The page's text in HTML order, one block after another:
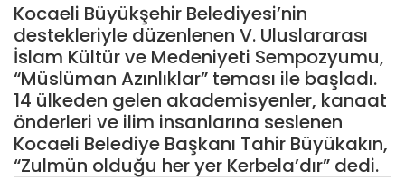
Kocaeli Büyükşehir Belediyesi’nin
destekleriyle düzenlenen V. Uluslararası
İslam Kültür ve Medeniyeti Sempozyumu,
“Müslüman Azınlıklar” teması ile başladı.
14 ülkeden gelen akademisyenler, kanaat
önderleri ve ilim insanlarına seslenen
Kocaeli Belediye Başkanı Tahir Büyükakın,
“Zulmün olduğu her yer Kerbela’dır” dedi.